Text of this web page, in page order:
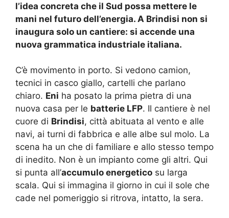
l’idea concreta che il Sud possa mettere le
mani nel futuro dell’energia. A Brindisi non si
inaugura solo un cantiere: si accende una
nuova grammatica industriale italiana.
C’è movimento in porto. Si vedono camion,
tecnici in casco giallo, cartelli che parlano
chiaro. Eni ha posato la prima pietra di una
nuova casa per le batterie LFP. Il cantiere è nel
cuore di Brindisi, città abituata al vento e alle
navi, ai turni di fabbrica e alle albe sul molo. La
scena ha un che di familiare e allo stesso tempo
di inedito. Non è un impianto come gli altri. Qui
si punta all’accumulo energetico su larga
scala. Qui si immagina il giorno in cui il sole che
cade nel pomeriggio si ritrova, intatto, la sera.